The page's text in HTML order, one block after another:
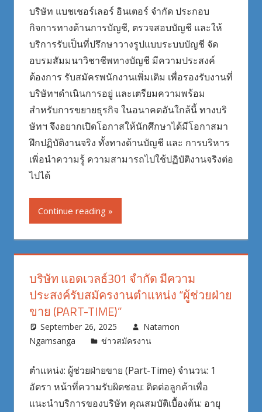
บริษัท แบชเชอร์เลอร์ อินเตอร์ จำกัด ประกอบ
กิจการทางด้านการบัญชี, ตรวจสอบบัญชี และให้
บริการรับเป็นที่ปรึกษาวางรูปแบบระบบบัญชี จัด
อบรมสัมมนาวิชาชีพทางบัญชี มีความประสงค์
ต้องการ รับสมัครพนักงานเพิ่มเติม เพื่อรองรับงานที่
บริษัทฯดำเนินการอยู่ และเตรียมความพร้อม
สำหรับการขยายธุรกิจ ในอนาคตอันใกล้นี้ ทางบริ
ษัทฯ จึงอยากเปิดโอกาสให้นักศึกษาได้มีโอกาสมา
ฝึกปฏิบัติงานจริง ทั้งทางด้านบัญชี และ การบริหาร
เพิ่อนำความรู้ ความสามารถไปใช้ปฏิบัติงานจริงต่อ
ไปได้
Continue reading
บริษัท แอดเวลธ์301 จำกัด มีความ
ประสงค์รับสมัครงานตำแหน่ง “ผู้ช่วยฝ่าย
ขาย (PART-TIME)”
September 26, 2025
Natamon
Ngamsanga
ข่าวสมัครงาน
ตำแหน่ง: ผู้ช่วยฝ่ายขาย (Part-Time) จำนวน: 1
อัตรา หน้าที่ความรับผิดชอบ: ติดต่อลูกค้าเพื่อ
แนะนำบริการของบริษัท คุณสมบัติเบื้องต้น: อายุ